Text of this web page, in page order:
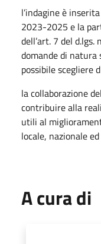
l’indagine è
2023-2025 e la
dell’art. 7 del
domande di natura
possibile scegliere
la collaborazione
contribuire alla
utili al
locale, nazionale
A cura di